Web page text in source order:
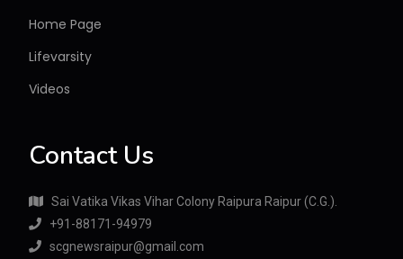
Home Page
Lifevarsity
Videos
Contact Us
Sai Vatika Vikas Vihar Colony Raipura Raipur (C.G.).
+91-88171-94979
scgnewsraipur@gmail.com